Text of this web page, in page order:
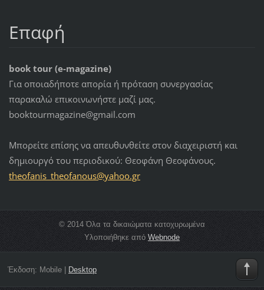
Επαφή
book tour (e-magazine)
Για οποιαδήποτε απορία ή πρόταση συνεργασίας
παρακαλώ επικοινωνήστε μαζί μας.
booktourmagazine@gmail.com
Μπορείτε επίσης να απευθυνθείτε στον διαχειριστή και
δημιουργό του περιοδικού: Θεοφάνη Θεοφάνους.
theofanis_theofanous@yahoo.gr
© 2014 Όλα τα δικαιώματα κατοχυρωμένα
Υλοποιήθηκε από Webnode
Έκδοση: Mobile| Desktop